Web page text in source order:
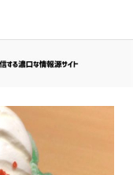
西三河エリア